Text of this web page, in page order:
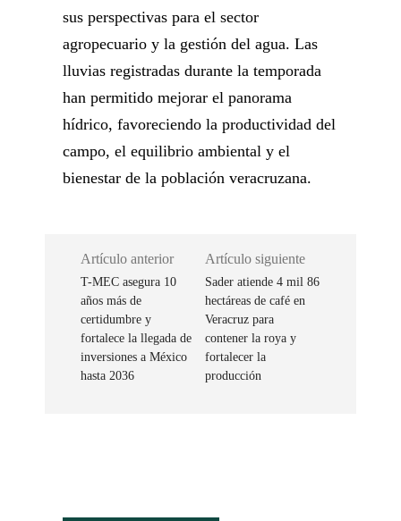
sus perspectivas para el sector
agropecuario y la gestión del agua. Las
lluvias registradas durante la temporada
han permitido mejorar el panorama
hídrico, favoreciendo la productividad del
campo, el equilibrio ambiental y el
bienestar de la población veracruzana.
Artículo anterior
T-MEC asegura 10
años más de
certidumbre y
fortalece la llegada de
inversiones a México
hasta 2036
Artículo siguiente
Sader atiende 4 mil 86
hectáreas de café en
Veracruz para
contener la roya y
fortalecer la
producción